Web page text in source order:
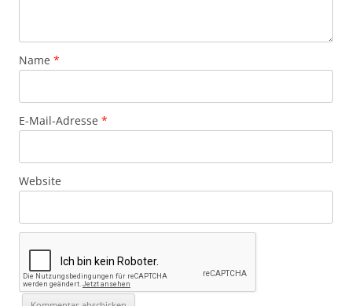
Name *
E-Mail-Adresse *
Website